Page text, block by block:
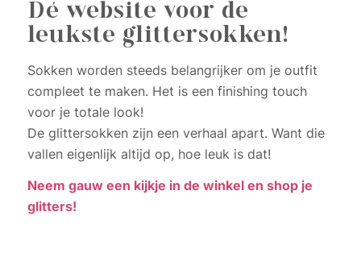
Dé website voor de
leukste glittersokken!
Sokken worden steeds belangrijker om je outfit
compleet te maken. Het is een finishing touch
voor je totale look!
De glittersokken zijn een verhaal apart. Want die
vallen eigenlijk altijd op, hoe leuk is dat!
Neem gauw een kijkje in de winkel en shop je
glitters!